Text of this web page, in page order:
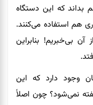
که این دستگاه
هم استفاده می‌کنند.
آنبی‌خبریم! بنابراین
وجود دارد که این
نمی‌شود؟ چون اصلاً